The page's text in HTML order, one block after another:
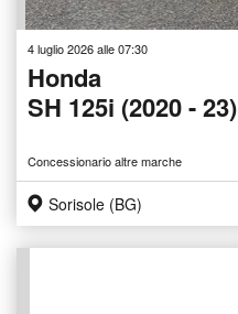
4 luglio 2026 alle 07:30
Honda
SH 125i (2020 - 23)
Concessionario altre marche
Sorisole (BG)